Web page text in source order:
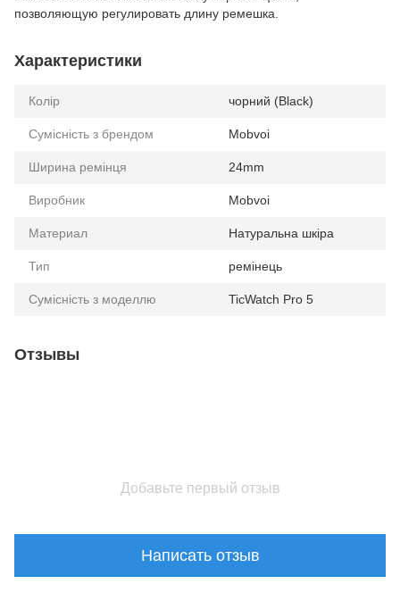
позволяющую регулировать длину ремешка.
Характеристики
Колір чорний (Black)
Сумісність з брендом Mobvoi
Ширина ремінця 24mm
Виробник Mobvoi
Материал Натуральна шкіра
Тип ремінець
Сумісність з моделлю TicWatch Pro 5
Отзывы
Добавьте первый отзыв
Написать отзыв